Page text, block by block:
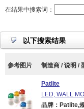
在结果中搜索词：
以下搜索结果
参考图片 制造商 / 说明 /
Patlite
LED; WALL
品牌：Patlite,